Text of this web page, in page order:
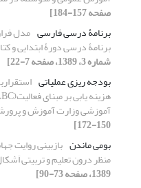
صفحه 157-184]
برنامۀ درسی فارسی مدل
برنامۀ درسی دورۀ ابتدایی و
شماره 3، 1389، صفحه 7-22]
بودجه ریزی عملیاتی
آموزشی وزارت آموزش و
150-172]
بومی ماندن بازبینی روایت
منظر درون تعلیم و تربیتی
1389، صفحه 73-90]